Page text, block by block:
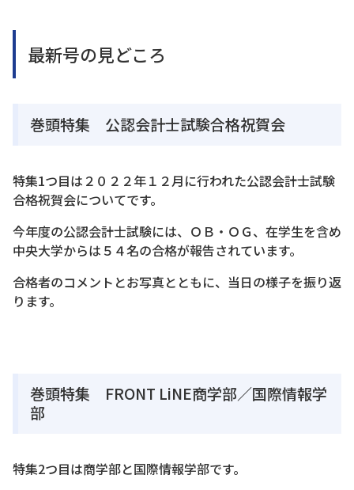
最新号の見どころ
巻頭特集 公認会計士試験合格祝賀会
特集1つ目は２０２２年１２月に行われた公認会計士試験
合格祝賀会についてです。
今年度の公認会計士試験には、ＯＢ・ＯＧ、在学生を含め
中央大学からは５４名の合格が報告されています。
合格者のコメントとお写真とともに、当日の様子を振り返
ります。
巻頭特集 FRONT LiNE商学部／国際情報学
部
特集2つ目は商学部と国際情報学部です。